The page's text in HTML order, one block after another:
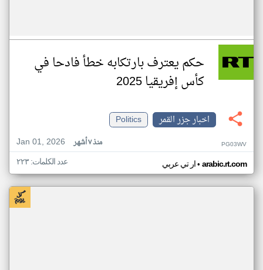
حكم يعترف بارتكابه خطأ فادحا في
كأس إفريقيا 2025
اخبار جزر القمر
Politics
Jan 01, 2026
منذ ٧ أشهر PG03WV
ار تي عربي• arabic.rt.com عدد الكلمات: ٢٢٣